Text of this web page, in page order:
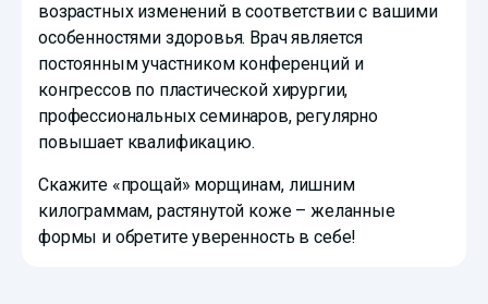
возрастных изменений в соответствии с вашими
особенностями здоровья. Врач является
постоянным участником конференций и
конгрессов по пластической хирургии,
профессиональных семинаров, регулярно
повышает квалификацию.
Скажите «прощай» морщинам, лишним
килограммам, растянутой коже – желанные
формы и обретите уверенность в себе!